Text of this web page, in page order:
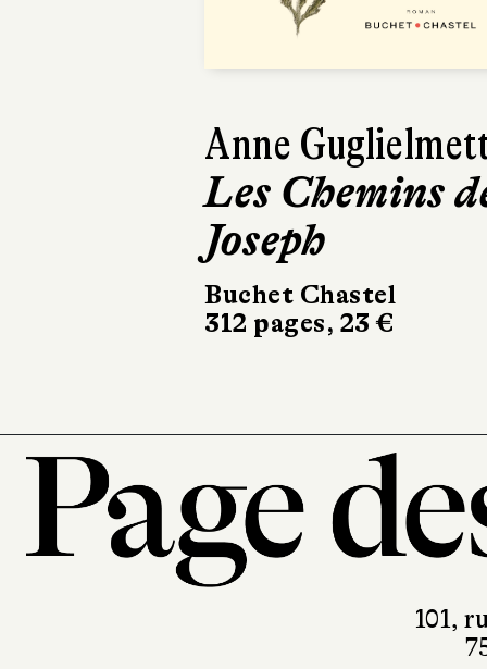
Paul Thurin
Le Livre de
Joan
Le Livre de Poche
336 pages, 8,90 €
101,